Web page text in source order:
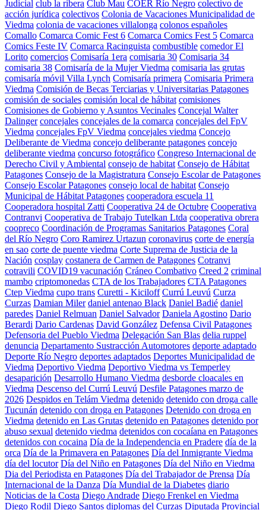
Judicial club la ribera Club Mau COER Río Negro colectivo de
acción jurídica colectivos Colonia de Vacaciones Municipalidad de
Viedma colonia de vacaciones villalonga colonos españoles
Comallo Comarca Comic Fest 6 Comarca Comics Fest 5 Comarca
Comics Feste IV Comarca Racinguista combustible comedor El
Lorito comercios Comisaría 1era comisaria 30 Comisaria 34
comisaria 38 Comisaría de la Mujer Viedma comisaria las grutas
comisaría móvil Villa Lynch Comisaría primera Comisaria Primera
Viedma Comisión de Becas Terciarias y Universitarias Patagones
comisión de sociales comisión local de hábitat comisiones
Comisiones de Gobierno y Asuntos Vecinales Concejal Walter
Dalinger concejales concejales de la comarca concejales del FpV
Viedma concejales FpV Viedma concejales viedma Concejo
Deliberante de Viedma concejo deliberante patagones concejo
deliberante viedma concurso fotográfico Congreso Internacional de
Derecho Civil y Ambiental consejo de habitat Consejo de Hábitat
Patagones Consejo de la Magistratura Consejo Escolar de Patagones
Consejo Escolar Patagones consejo local de habitat Consejo
Municipal de Hábitat Patagones cooperadora escuela 11
Cooperadora hospital Zatti Cooperativa 24 de Octubre Cooperativa
Contranvi Cooperativa de Trabajo Tutelkan Ltda cooperativa obrera
coopreco Coordinación de Programas Sanitarios Patagones Coral
del Río Negro Coro Ramirez Urtazun coronavirus corte de energía
en sao corte de puente viedma Corte Suprema de Justicia de la
Nación cosplay costanera de Carmen de Patagones Cotranvi
cotravili COVID19 vacunación Cráneo Combativo Creed 2 criminal
mambo criptomonedas CTA de los Trabajadores CTA Patagones
Ctep Viedma cupo trans Curetti - Kiciloff Currú Leuvú Curza
Curzas Damian Miler daniel antenao Black Daniel Badié daniel
paredes Daniel Relmuan Daniel Salvador Daniela Agostino Dario
Berardi Dario Cardenas David González Defensa Civil Patagones
Defensoria del Pueblo Viedma Delegación San Blas delia ruppel
denuncia Departamento Sustracción Automotores deporte adaptado
Deporte Río Negro deportes adaptados Deportes Municipalidad de
Viedma Deportivo Viedma Deportivo Viedma vs Temperley
desaparición Desarrollo Humano Viedma desborde cloacales en
Viedma Descenso del Currú Leuvú Desfile Patagones marzo de
2026 Despidos en Telám Viedma detenido detenido con droga calle
Tucunán detenido con droga en Patagones Detenido con droga en
Viedma detenido en Las Grutas detenido en Patagones detenido por
abuso sexual detenido viedma detenidos con cocaíana en Patagones
detenidos con cocaina Día de la Independencia en Pradere día de la
orca Día de la Primavera en Patagones Día del Inmigrante Viedma
día del locutor Día del Niño en Patagones Día del Niño en Viedma
Dia del Periodista en Patagones Día del Trabajador de Prensa Día
Internacional de la Danza Día Mundial de la Diabetes diario
Noticias de la Costa Diego Andrade Diego Frenkel en Viedma
Diego Rodil Diego Santos diplomas del Curzas Diputada Provincial